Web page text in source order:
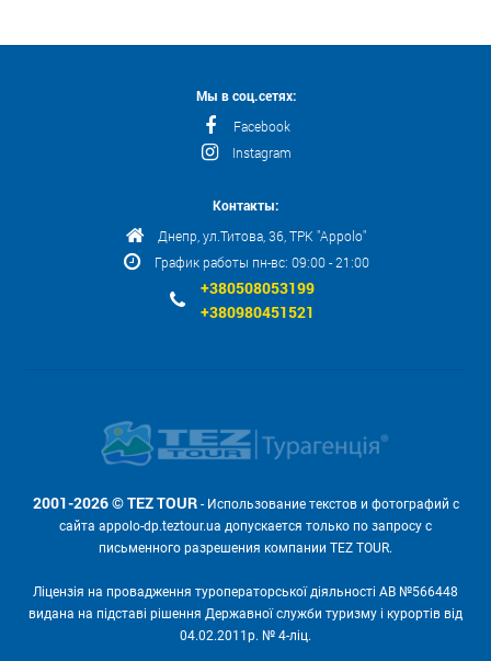
Мы в соц.сетях:
Facebook
Instagram
Контакты:
Днепр, ул.Титова, 36, ТРК "Appolo"
График работы пн-вс: 09:00 - 21:00
+380508053199
+380980451521
2001-2026 © TEZ TOUR- Использование текстов и фотографий с
сайта appolo-dp.teztour.ua допускается только по запросу с
письменного разрешения компании TEZ TOUR.
Ліцензія на провадження туроператорської діяльності АВ №566448
видана на підставі рішення Державної служби туризму і курортів від
04.02.2011р. № 4-ліц.